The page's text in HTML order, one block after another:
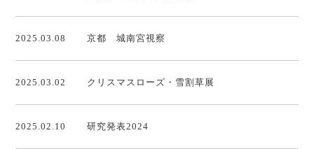
2025.03.08 京都 城南宮視察
2025.03.02 クリスマスローズ・雪割草展
2025.02.10 研究発表2024